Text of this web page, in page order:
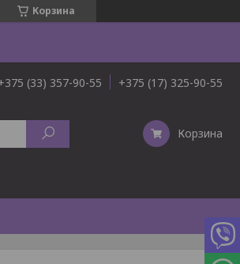
Корзина
(33) 357-90-55 +375 (17) 325-90-55
Корзина